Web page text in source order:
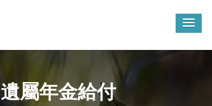
遺屬年金給付